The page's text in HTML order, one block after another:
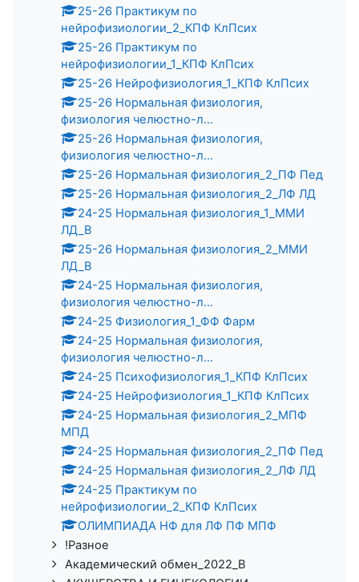
25-26 Практикум по
нейрофизиологии_2_КПФ КлПсих
25-26 Практикум по
нейрофизиологии_1_КПФ КлПсих
25-26 Нейрофизиология_1_КПФ КлПсих
25-26 Нормальная физиология,
физиология челюстно-л...
25-26 Нормальная физиология,
физиология челюстно-л...
25-26 Нормальная физиология_2_ПФ Пед
25-26 Нормальная физиология_2_ЛФ ЛД
24-25 Нормальная физиология_1_ММИ
ЛД_В
25-26 Нормальная физиология_2_ММИ
ЛД_В
24-25 Нормальная физиология,
физиология челюстно-л...
24-25 Физиология_1_ФФ Фарм
24-25 Нормальная физиология,
физиология челюстно-л...
24-25 Психофизиология_1_КПФ КлПсих
24-25 Нейрофизиология_1_КПФ КлПсих
24-25 Нормальная физиология_2_МПФ
МПД
24-25 Нормальная физиология_2_ПФ Пед
24-25 Нормальная физиология_2_ЛФ ЛД
24-25 Практикум по
нейрофизиологии_2_КПФ КлПсих
ОЛИМПИАДА НФ для ЛФ ПФ МПФ
!Разное
Академический обмен_2022_В